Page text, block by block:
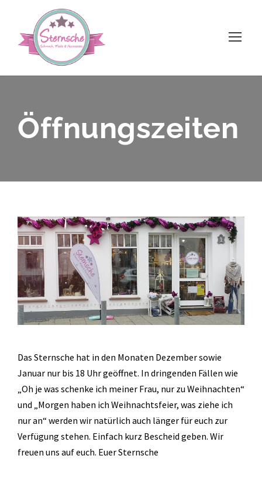
Öffnungszeiten
Das Sternsche hat in den Monaten Dezember sowie
Januar nur bis 18 Uhr geöffnet. In dringenden Fällen wie
„Oh je was schenke ich meiner Frau, nur zu Weihnachten“
und „Morgen haben ich Weihnachtsfeier, was ziehe ich
nur an“ werden wir natürlich auch länger für euch zur
Verfügung stehen. Einfach kurz Bescheid geben. Wir
freuen uns auf euch. Euer Sternsche